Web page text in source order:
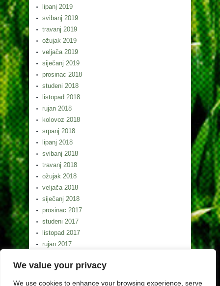
We value your privacy
We use cookies to enhance your browsing experience, serve
lipanj 2019
svibanj 2019
travanj 2019
ožujak 2019
veljača 2019
siječanj 2019
prosinac 2018
studeni 2018
listopad 2018
rujan 2018
kolovoz 2018
srpanj 2018
lipanj 2018
svibanj 2018
travanj 2018
ožujak 2018
veljača 2018
siječanj 2018
prosinac 2017
studeni 2017
listopad 2017
rujan 2017
srpanj 2017